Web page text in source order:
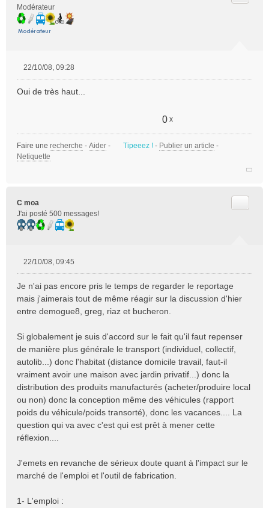
Modérateur
s
o
22/10/08, 09:28
Oui de très haut...
0 x
Faire une recherche - Aider - Tipeeez ! - Publier un article -
Netiquette
C moa
J'ai posté 500 messages!
s
s
a
e
n
l
u
22/10/08, 09:45
Je n'ai pas encore pris le temps de regarder le reportage
mais j'aimerais tout de même réagir sur la discussion d'hier
entre demogue8, greg, riaz et bucheron.
Si globalement je suis d'accord sur le fait qu'il faut repenser
de manière plus générale le transport (individuel, collectif,
autolib...) donc l'habitat (distance domicile travail, faut-il
vraiment avoir une maison avec jardin privatif...) donc la
distribution des produits manufacturés (acheter/produire local
ou non) donc la conception même des véhicules (rapport
poids du véhicule/poids transorté), donc les vacances.... La
question qui va avec c'est qui est prêt à mener cette
réflexion....
J'emets en revanche de sérieux doute quant à l'impact sur le
marché de l'emploi et l'outil de fabrication.
1- L'emploi :